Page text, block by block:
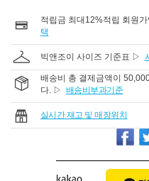
적립금 최대12%적립 회원
택
빅앤조이 사이즈 기준표 ▷
배송비 총 결제금액이
다. ▷ 배송비부과기준
실시간 재고 및 매장위치